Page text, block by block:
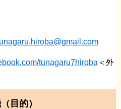
tunagaru7hiroba ＜外
目的）